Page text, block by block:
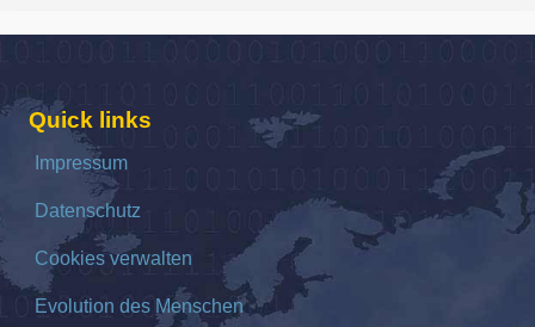
Quick links
Impressum
Datenschutz
Cookies verwalten
Evolution des Menschen